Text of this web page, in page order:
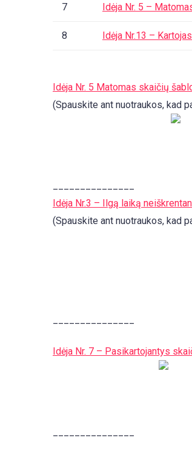
7 Idėja Nr. 5 –
8 Idėja Nr.13 –
Idėja Nr. 5 Matomas skaičių
(Spauskite ant nuotraukos, kad
Idėja Nr.3 – Ilgą laiką
(Spauskite ant nuotraukos, kad
Idėja Nr. 7 – Pasikartojantys